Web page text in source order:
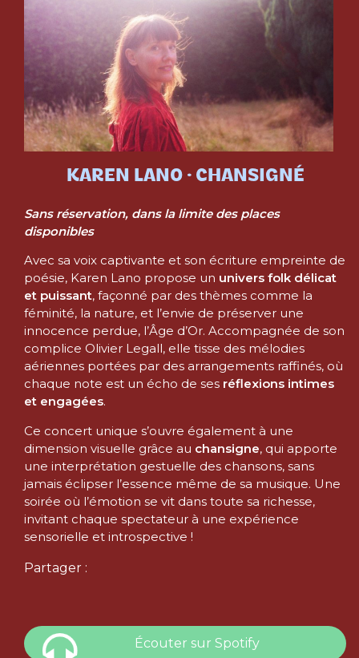
KAREN LANO · CHANSIGNÉ
Sans réservation, dans la limite des places
disponibles
Avec sa voix captivante et son écriture empreinte de
poésie, Karen Lano propose un univers folk délicat
et puissant, façonné par des thèmes comme la
féminité, la nature, et l’envie de préserver une
innocence perdue, l’Âge d’Or. Accompagnée de son
complice Olivier Legall, elle tisse des mélodies
aériennes portées par des arrangements raffinés, où
chaque note est un écho de ses réflexions intimes
et engagées.
Ce concert unique s’ouvre également à une
dimension visuelle grâce au chansigne, qui apporte
une interprétation gestuelle des chansons, sans
jamais éclipser l’essence même de sa musique. Une
soirée où l’émotion se vit dans toute sa richesse,
invitant chaque spectateur à une expérience
sensorielle et introspective !
Partager :
Écouter sur Spotify